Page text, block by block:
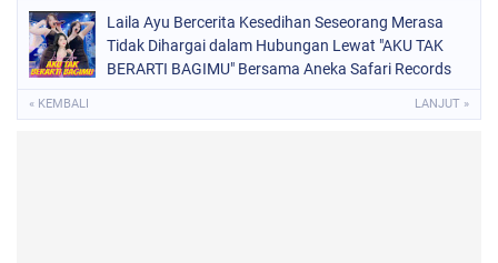
Laila Ayu Bercerita Kesedihan Seseorang Merasa
Tidak Dihargai dalam Hubungan Lewat "AKU TAK
BERARTI BAGIMU" Bersama Aneka Safari Records
« KEMBALI LANJUT »